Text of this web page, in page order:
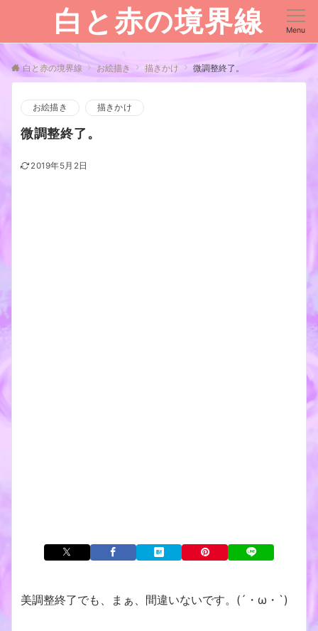
白と赤の境界線 Menu
白と赤の境界線 お絵描き 描きかけ 微調整終了。
お絵描き 描きかけ
微調整終了。
2019年5月2日
美調整終了でも、まぁ、間違いないです。(´・ω・`)